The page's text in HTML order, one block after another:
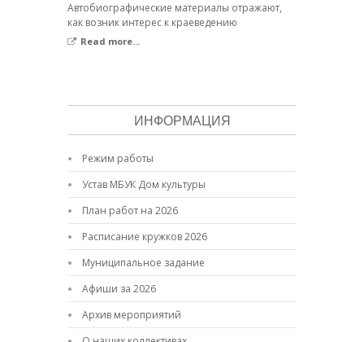
Автобиографические материалы отражают,
как возник интерес к краеведению
Read more...
ИНФОРМАЦИЯ
Режим работы
Устав МБУК Дом культуры
План работ на 2026
Расписание кружков 2026
Муниципальное задание
Афиши за 2026
Архив мероприятий